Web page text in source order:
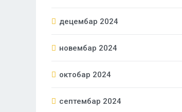
децембар 2024
новембар 2024
октобар 2024
септембар 2024